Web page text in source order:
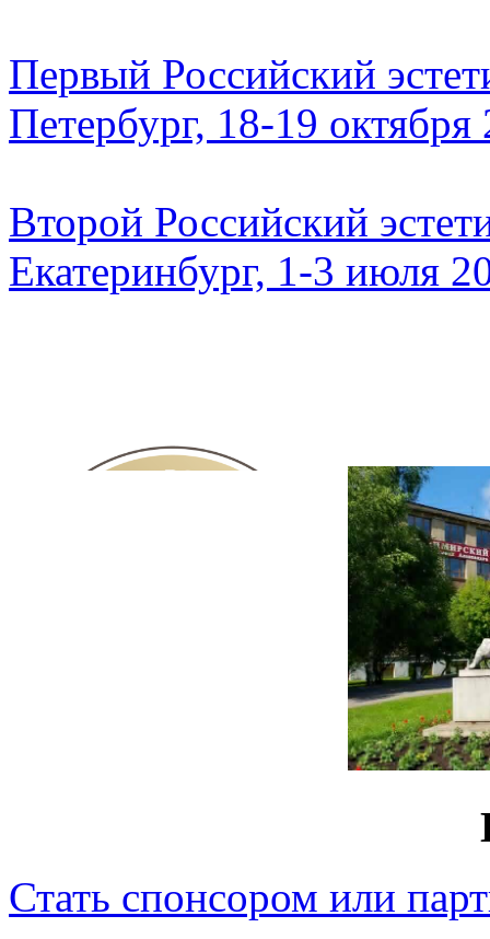
Первый Российский
Петербург, 18-19 октября
Второй Российский
Екатеринбург, 1-3 июля
Стать спонсором или